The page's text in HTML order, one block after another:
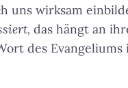
uns wirksam
das hängt an
des Evangeliums